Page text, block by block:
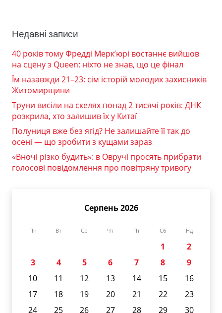
Недавні записи
40 років тому Фредді Мерк’юрі востаннє вийшов
на сцену з Queen: ніхто не знав, що це фінал
Їм назавжди 21–23: сім історій молодих захисників
Житомирщини
Труни висіли на скелях понад 2 тисячі років: ДНК
розкрила, хто залишив їх у Китаї
Полуниця вже без ягід? Не залишайте її так до
осені — що зробити з кущами зараз
«Вночі різко будить»: в Овручі просять прибрати
голосові повідомлення про повітряну тривогу
Серпень 2026
Пн Вт Ср Чт Пт Сб Нд
1
2
3
4 5 6 7 8
9
10
11 12 13 14 15
16
17
18 19 20 21 22
23
24
25 26 27 28 29
30